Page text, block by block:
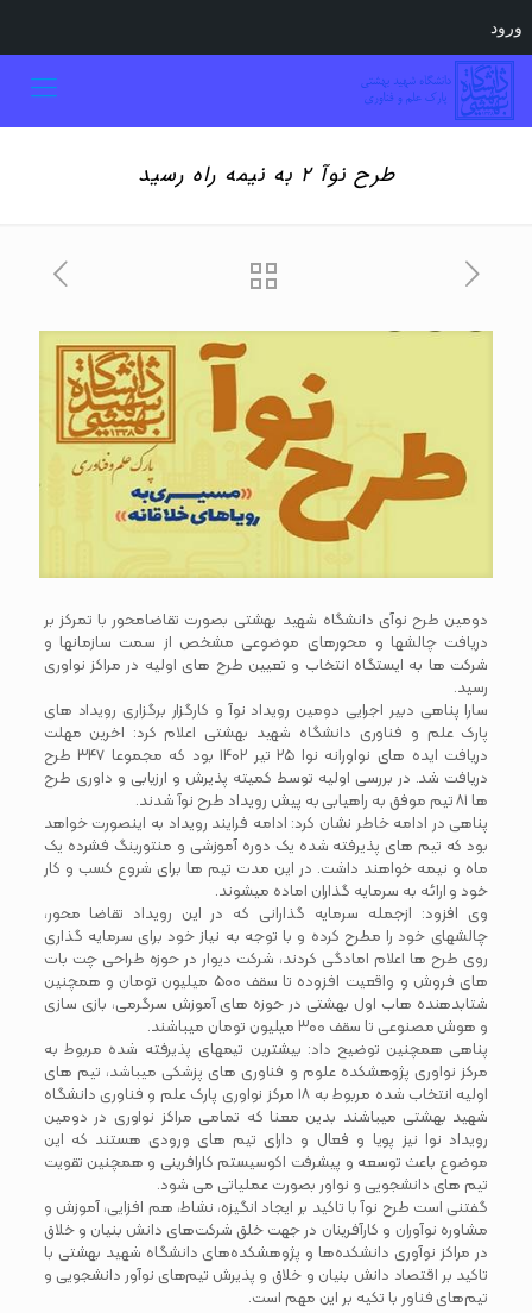
طرح نوآ ۲ به نیمه راه رسید
دومین طرح نوآی دانشگاه شهید بهشتی بصورت تقاضامحور با تمرکز بر
دریافت چالشها و محورهای موضوعی مشخص از سمت سازمانها و
شرکت ها به ایستگاه انتخاب و تعیین طرح های اولیه در مراکز نواوری
رسید.
سارا پناهی دبیر اجرایی دومین رویداد نوآ و کارگزار برگزاری رویداد های
پارک علم و فناوری دانشگاه شهید بهشتی اعلام کرد: اخرین مهلت
دریافت ایده های نواورانه نوا ۲۵ تیر ۱۴۰۲ بود که مجموعا ۳۴۷ طرح
دریافت شد. در بررسی اولیه توسط کمیته پذیرش و ارزیابی و داوری طرح
ها ۸۱ تیم موفق به راهیابی به پیش رویداد طرح نوآ شدند.
پناهی در ادامه خاطر نشان کرد: ادامه فرایند رویداد به اینصورت خواهد
بود که تیم های پذیرفته شده یک دوره آموزشی و منتورینگ فشرده یک
ماه و نیمه خواهند داشت. در این مدت تیم ها برای شروع کسب و کار
خود و ارائه به سرمایه گذاران اماده میشوند.
وی افزود: ازجمله سرمایه گذارانی که در این رویداد تقاضا محور،
چالشهای خود را مطرح کرده و با توجه به نیاز خود برای سرمایه گذاری
روی طرح ها اعلام امادگی کردند، شرکت دیوار در حوزه طراحی چت بات
های فروش و واقعیت افزوده تا سقف ۵۰۰ میلیون تومان و همچنین
شتابدهنده هاب اول بهشتی در حوزه های آموزش سرگرمی، بازی سازی
و هوش مصنوعی تا سقف ۳۰۰ میلیون تومان میباشند.
پناهی همچنین توضیح داد: بیشترین تیمهای پذیرفته شده مربوط به
مرکز نواوری پژوهشکده علوم و فناوری های پزشکی میباشد، تیم های
اولیه انتخاب شده مربوط به ۱۸ مرکز نواوری پارک علم و فناوری دانشگاه
شهید بهشتی میباشند بدین معنا که تمامی مراکز نواوری در دومین
رویداد نوا نیز پویا و فعال و دارای تیم های ورودی هستند که این
موضوع باعث توسعه و پیشرفت اکوسیستم کارافرینی و همچنین تقویت
تیم های دانشجویی و نواور بصورت عملیاتی می شود.
گفتنی است طرح نوآ با تاکید بر ایجاد انگیزه، نشاط، هم افزایی، آموزش و
مشاوره نوآوران و کارآفرینان در جهت خلق شرکت‌های دانش بنیان و خلاق
در مراکز نوآوری دانشکده‌ها و پژوهشکده‌های دانشگاه شهید بهشتی با
تاکید بر اقتصاد دانش بنیان و خلاق و پذیرش تیم‌های نوآور دانشجویی و
تیم‌های فناور با تکیه بر این مهم است.
ورود